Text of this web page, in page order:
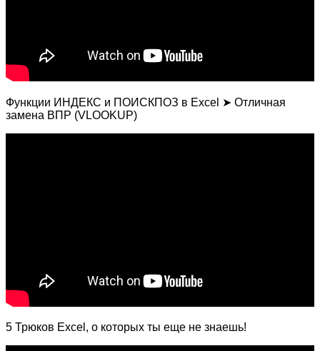
Функции ИНДЕКС и ПОИСКПОЗ в Excel ➤ Отличная
замена ВПР (VLOOKUP)
5 Трюков Excel, о которых ты еще не знаешь!